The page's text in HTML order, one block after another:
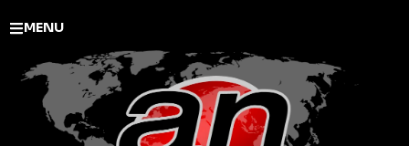
MENU